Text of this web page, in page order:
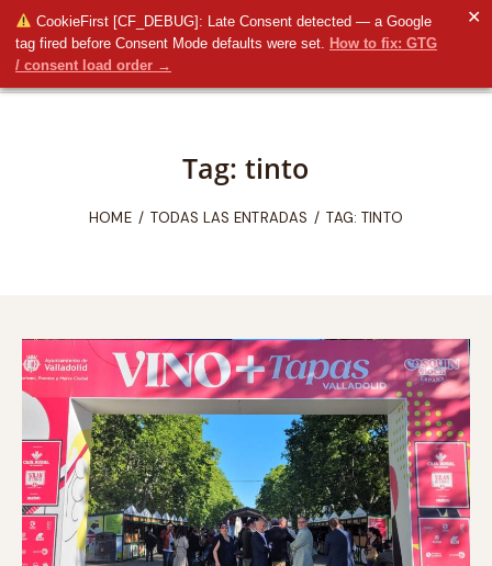
CookieFirst [CF_DEBUG]: Late Consent detected — a Google
tag fired before Consent Mode defaults were set. How to fix: GTG
/ consent load order →
✕
Tag: tinto
HOME TODAS LAS ENTRADAS TAG: TINTO